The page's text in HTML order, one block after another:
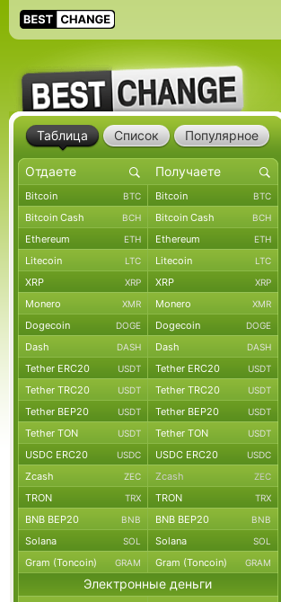
Таблица Список Популярное
Bitcoin BTC Bitcoin BTC
Bitcoin Cash BCH Bitcoin Cash BCH
Ethereum ETH Ethereum ETH
Litecoin LTC Litecoin LTC
XRP XRP XRP XRP
Monero XMR Monero XMR
Dogecoin DOGE Dogecoin DOGE
Dash DASH Dash DASH
Tether ERC20 USDT Tether ERC20 USDT
Tether TRC20 USDT Tether TRC20 USDT
Tether BEP20 USDT Tether BEP20 USDT
Tether TON USDT Tether TON USDT
USDC ERC20 USDC USDC ERC20 USDC
Zcash ZEC Zcash ZEC
TRON TRX TRON TRX
BNB BEP20 BNB BNB BEP20 BNB
Solana SOL Solana SOL
Gram (Toncoin) GRAM Gram (Toncoin) GRAM
Электронные деньги